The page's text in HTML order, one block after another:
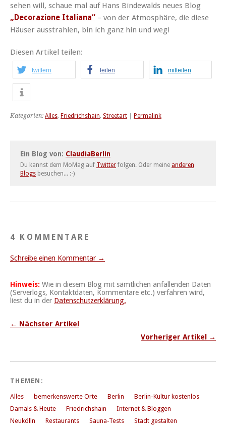
sehen will, schaue mal auf Hans Bindewalds neues Blog
„Decorazione Italiana“ – von der Atmosphäre, die diese
Häuser ausstrahlen, bin ich ganz hin und weg!
Diesen Artikel teilen:
twittern teilen mitteilen
Kategorien: Alles, Friedrichshain, Streetart Permalink
Ein Blog von: ClaudiaBerlin
Du kannst dem MoMag auf Twitter folgen. Oder meine anderen
Blogs besuchen... :-)
4 KOMMENTARE
Schreibe einen Kommentar →
Hinweis: Wie in diesem Blog mit sämtlichen anfallenden Daten
(Serverlogs, Kontaktdaten, Kommentare etc.) verfahren wird,
liest du in der Datenschutzerklärung.
← Nächster Artikel
Vorheriger Artikel →
THEMEN:
Alles bemerkenswerte Orte Berlin
Berlin-Kultur kostenlos
Damals & Heute
Friedrichshain
Internet & Bloggen
Neukölln
Restaurants Sauna-Tests
Stadt gestalten